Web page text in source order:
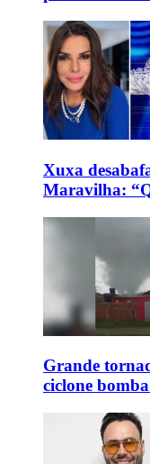
Xuxa
Maravilha:
Grande
ciclone